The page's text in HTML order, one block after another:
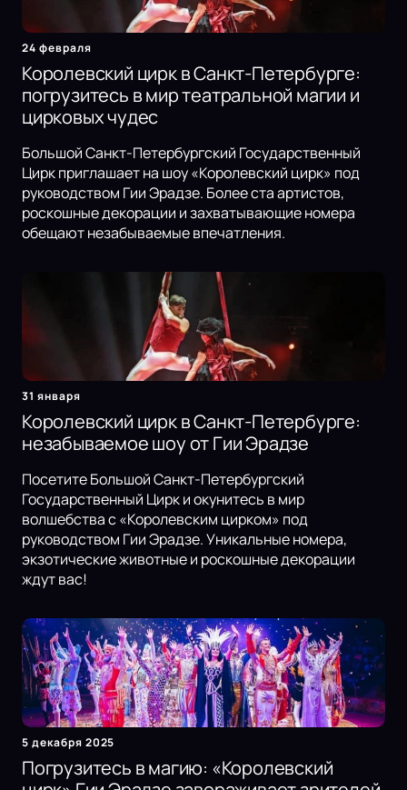
24 февраля
Королевский цирк в Санкт-Петербурге:
погрузитесь в мир театральной магии и
цирковых чудес
Большой Санкт-Петербургский Государственный
Цирк приглашает на шоу «Королевский цирк» под
руководством Гии Эрадзе. Более ста артистов,
роскошные декорации и захватывающие номера
обещают незабываемые впечатления.
31 января
Королевский цирк в Санкт-Петербурге:
незабываемое шоу от Гии Эрадзе
Посетите Большой Санкт-Петербургский
Государственный Цирк и окунитесь в мир
волшебства с «Королевским цирком» под
руководством Гии Эрадзе. Уникальные номера,
экзотические животные и роскошные декорации
ждут вас!
5 декабря 2025
Погрузитесь в магию: «Королевский